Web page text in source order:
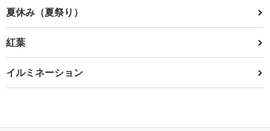
夏休み（夏祭り）
紅葉
イルミネーション